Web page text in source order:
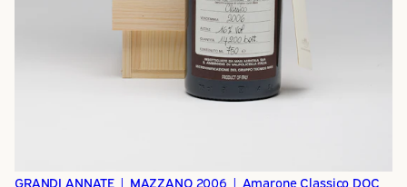
GRANDI ANNATE | MAZZANO 2006 | Amarone Classico DOC